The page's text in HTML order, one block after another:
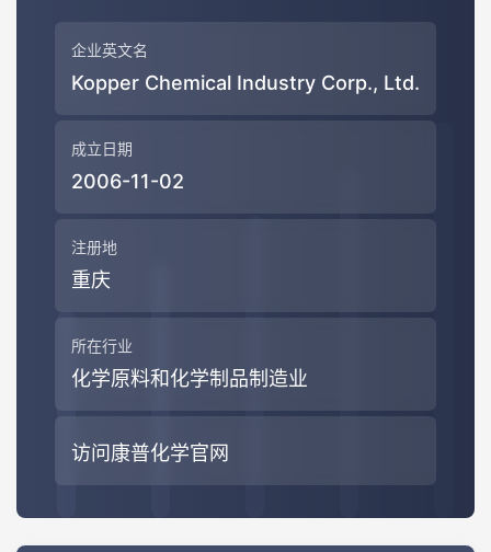
企业英文名
Kopper Chemical Industry Corp., Ltd.
成立日期
2006-11-02
注册地
重庆
所在行业
化学原料和化学制品制造业
访问康普化学官网